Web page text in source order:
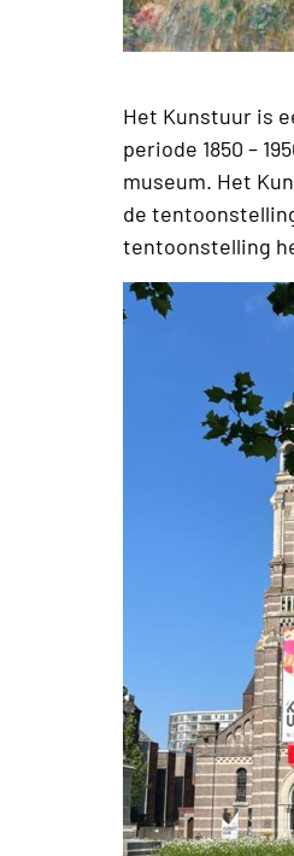
Het Kunstuur is
periode 1850 –
museum. Het
de
tentoonstelling